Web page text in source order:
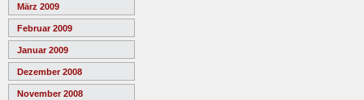
März 2009
Februar 2009
Januar 2009
Dezember 2008
November 2008